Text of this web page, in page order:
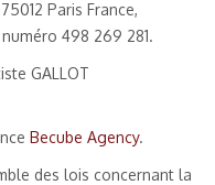
Paris France,
498 269 281.
GALLOT
Becube Agency.
des lois concernant la